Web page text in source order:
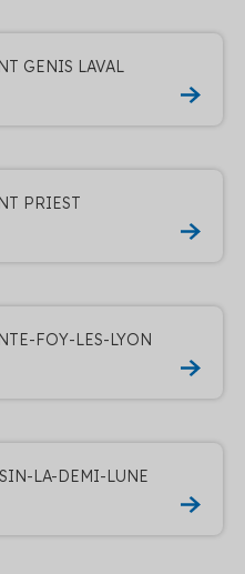
GENIS LAVAL
PRIEST
FOY-LES-LYON
LA-DEMI-LUNE